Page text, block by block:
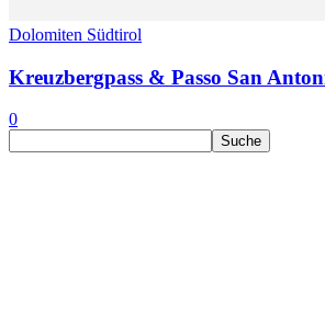
Dolomiten Südtirol
Kreuzbergpass & Passo San
0